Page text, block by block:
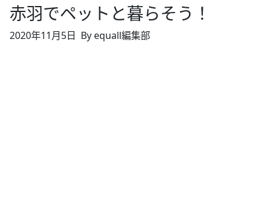
赤羽でペットと暮らそう！
2020年11月5日 By equall編集部